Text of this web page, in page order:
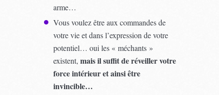
arme…
Vous voulez être aux commandes de
votre vie et dans l’expression de votre
potentiel… oui les « méchants »
existent, mais il suffit de réveiller votre
force intérieur et ainsi être
invincible…